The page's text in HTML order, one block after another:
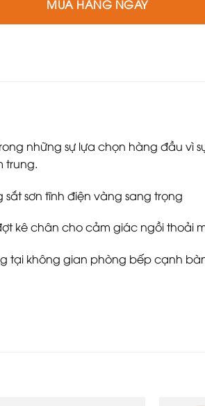
MUA HÀNG NGAY
những sự lựa chọn hàng đầu vì
trung.
sắt sơn tĩnh điện vàng sang trọng
kê chân cho cảm giác ngồi thoải
tại không gian phòng bếp cạnh